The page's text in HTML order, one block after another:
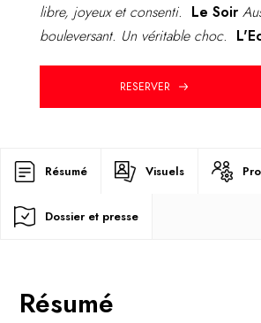
libre, joyeux et consenti. Le Soir
bouleversant. Un véritable choc.
RESERVER
Résumé Visuels
Dossier et presse
Résumé